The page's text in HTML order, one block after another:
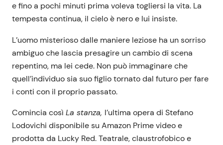
e fino a pochi minuti prima voleva togliersi la vita. La
tempesta continua, il cielo è nero e lui insiste.
L’uomo misterioso dalle maniere leziose ha un sorriso
ambiguo che lascia presagire un cambio di scena
repentino, ma lei cede. Non può immaginare che
quell’individuo sia suo figlio tornato dal futuro per fare
i conti con il proprio passato.
Comincia così La stanza, l’ultima opera di Stefano
Lodovichi disponibile su Amazon Prime video e
prodotta da Lucky Red. Teatrale, claustrofobico e